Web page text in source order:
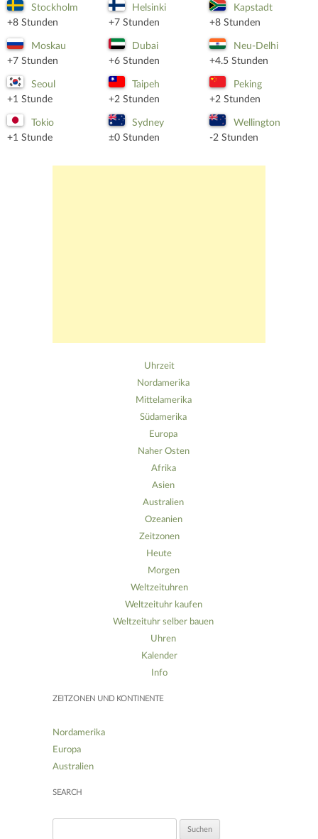
Stockholm
+8 Stunden
Helsinki
+7 Stunden
Kapstadt
+8 Stunden
Moskau
+7 Stunden
Dubai
+6 Stunden
Neu-Delhi
+4.5 Stunden
Seoul
+1 Stunde
Taipeh
+2 Stunden
Peking
+2 Stunden
Tokio
+1 Stunde
Sydney
±0 Stunden
Wellington
-2 Stunden
Uhrzeit
Nordamerika
Mittelamerika
Südamerika
Europa
Naher Osten
Afrika
Asien
Australien
Ozeanien
Zeitzonen
Heute
Morgen
Weltzeituhren
Weltzeituhr kaufen
Weltzeituhr selber bauen
Uhren
Kalender
Info
ZEITZONEN UND KONTINENTE
Nordamerika
Europa
Australien
SEARCH